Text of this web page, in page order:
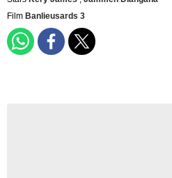
Film Banlieusards 3